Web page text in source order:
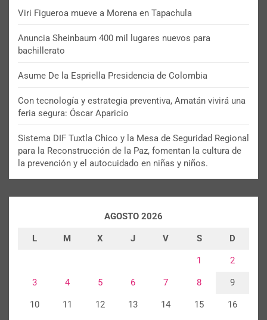
Viri Figueroa mueve a Morena en Tapachula
Anuncia Sheinbaum 400 mil lugares nuevos para
bachillerato
Asume De la Espriella Presidencia de Colombia
Con tecnología y estrategia preventiva, Amatán vivirá una
feria segura: Óscar Aparicio
Sistema DIF Tuxtla Chico y la Mesa de Seguridad Regional
para la Reconstrucción de la Paz, fomentan la cultura de
la prevención y el autocuidado en niñas y niños.
AGOSTO 2026
L M X J V S D
1 2
3 4 5 6 7 8 9
10 11 12 13 14 15 16